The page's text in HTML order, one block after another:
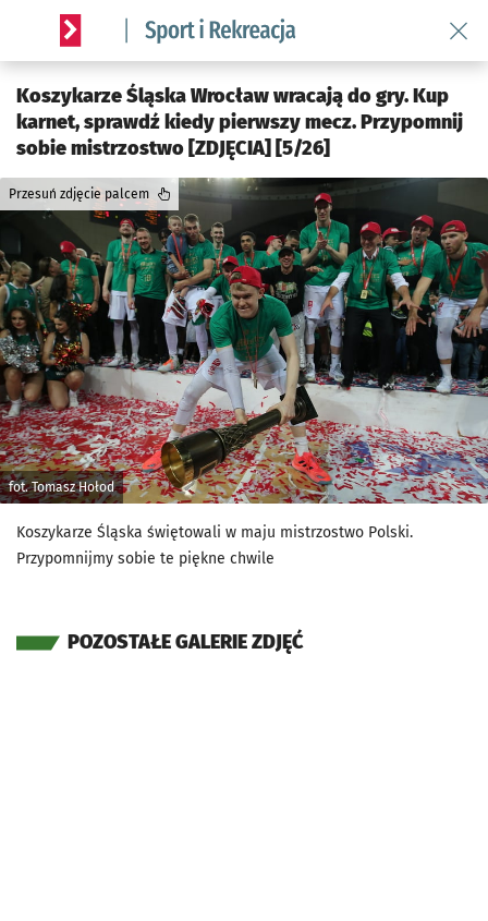
Serwis informacyjny wroclaw.pl podserwis: Sport i rekreacja
Koszykarze Śląska Wrocław wracają do gry. Kup
karnet, sprawdź kiedy pierwszy mecz. Przypomnij
sobie mistrzostwo [ZDJĘCIA] [5/26]
fot. Tomasz Hołod
Przesuń zdjęcie palcem
Koszykarze Śląska świętowali w maju mistrzostwo Polski.
Przypomnijmy sobie te piękne chwile
POZOSTAŁE GALERIE ZDJĘĆ